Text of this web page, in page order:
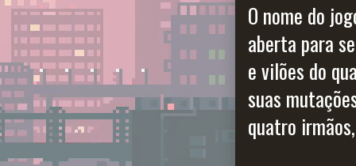
O nome do
aberta para
e vilões do
suas
quatro